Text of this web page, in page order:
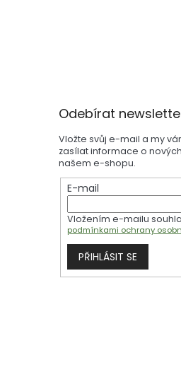
Odebírat
Vložte svůj e-mail a my
zasílat informace o
našem e-shopu.
E-mail
Vložením e-mailu
podmínkami ochrany
PŘIHLÁSIT SE